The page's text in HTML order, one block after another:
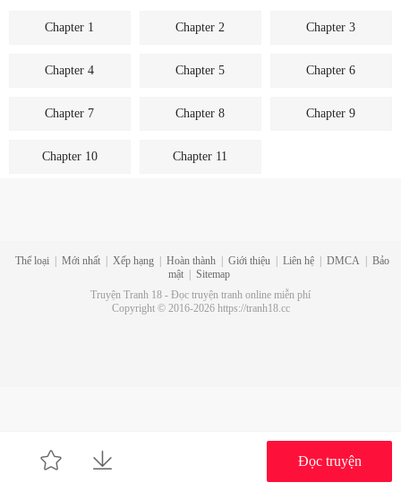
Chapter 1 Chapter 2 Chapter 3
Chapter 4 Chapter 5 Chapter 6
Chapter 7 Chapter 8 Chapter 9
Chapter 10 Chapter 11
Đọc truyện
Thể loại Mới nhất Xếp hạng Hoàn thành Giới thiệu Liên hệ DMCA
Bảo
mật
Sitemap
Truyện Tranh 18 - Đọc truyện tranh online miễn phí
Copyright © 2016-2026 https://tranh18.cc